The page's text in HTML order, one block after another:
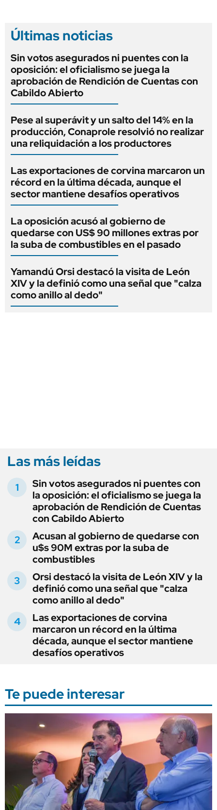
Últimas noticias
Sin votos asegurados ni puentes con la
oposición: el oficialismo se juega la
aprobación de Rendición de Cuentas con
Cabildo Abierto
Pese al superávit y un salto del 14% en la
producción, Conaprole resolvió no realizar
una reliquidación a los productores
Las exportaciones de corvina marcaron un
récord en la última década, aunque el
sector mantiene desafíos operativos
La oposición acusó al gobierno de
quedarse con US$ 90 millones extras por
la suba de combustibles en el pasado
Yamandú Orsi destacó la visita de León
XIV y la definió como una señal que "calza
como anillo al dedo"
Las más leídas
Sin votos asegurados ni puentes con
la oposición: el oficialismo se juega la
aprobación de Rendición de Cuentas
con Cabildo Abierto
Acusan al gobierno de quedarse con
u$s 90M extras por la suba de
combustibles
Orsi destacó la visita de León XIV y la
definió como una señal que "calza
como anillo al dedo"
Las exportaciones de corvina
marcaron un récord en la última
década, aunque el sector mantiene
desafíos operativos
Te puede interesar